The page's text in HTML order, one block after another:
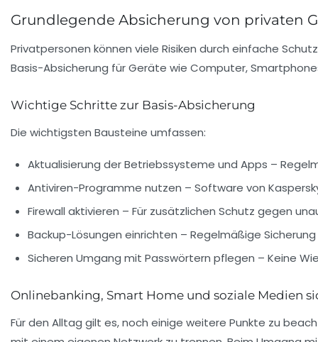
Grundlegende Absicherung von privaten
Privatpersonen können viele Risiken durch einfache
Basis-Absicherung für Geräte wie Computer,
Wichtige Schritte zur Basis-Absicherung
Die wichtigsten Bausteine umfassen:
Aktualisierung der Betriebssysteme und Apps –
Antiviren-Programme nutzen – Software von
Firewall aktivieren – Für zusätzlichen Schutz gegen
Backup-Lösungen einrichten – Regelmäßige
Sicheren Umgang mit Passwörtern pflegen – Keine
Onlinebanking, Smart Home und soziale Medien
Für den Alltag gilt es, noch einige weitere Punkte zu